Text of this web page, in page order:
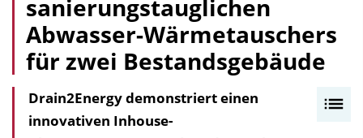
sanierungstauglichen
Abwasser-Wärmetauschers
für zwei Bestandsgebäude
Drain2Energy demonstriert einen
innovativen Inhouse-